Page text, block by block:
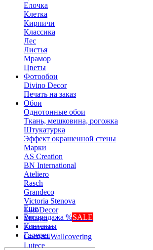
Елочка
Клетка
Кирпичи
Классика
Лес
Листья
Мрамор
Цветы
Фотообои
Divino Decor
Печать на заказ
Обои
Однотонные обои
Ткань, мешковина, рогожка
Штукатурка
Эффект окрашенной стены
Марки
AS Creation
BN International
Ateliero
Rasch
Grandeco
Victoria Stenova
EuroDecor
Milassa
Erismann
Gaenari Wallcovering
Lutece
Еще
Распродажа %SALE
Контакты
Галерея